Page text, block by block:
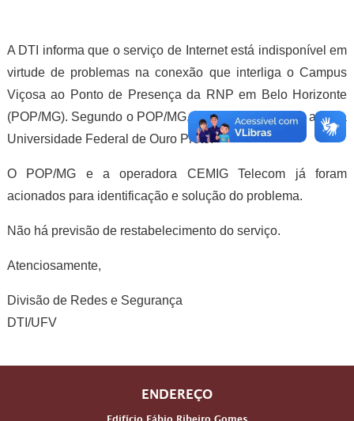
A DTI informa que o serviço de Internet está indisponível em
virtude de problemas na conexão que interliga o Campus
Viçosa ao Ponto de Presença da RNP em Belo Horizonte
(POP/MG). Segundo o POP/MG, o problema também afeta a
Universidade Federal de Ouro Preto.
O POP/MG e a operadora CEMIG Telecom já foram
acionados para identificação e solução do problema.
Não há previsão de restabelecimento do serviço.
Atenciosamente,
Divisão de Redes e Segurança
DTI/UFV
ENDEREÇO